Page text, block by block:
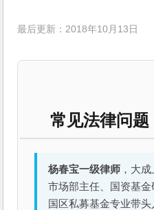
最后更新：2018年10月13日
常见法律问题
杨春宝一级律师 ，大
市场部主任、国资基
国区私募基金专业带